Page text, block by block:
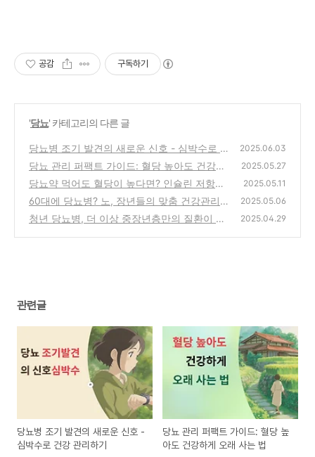
공감 구독하기
'당뇨' 카테고리의 다른 글
당뇨병 조기 발견의 새로운 신호 - 심박수로 건
강 관리하기
(0)
2025.06.03
당뇨 관리 퍼팩트 가이드: 혈당 높아도 건강하
게 오래 사는 법
(0)
2025.05.27
당뇨약 먹어도 혈당이 높다면? 인슐린 저항성?
해결방법
(0)
2025.05.11
60대에 당뇨병? 노, 장년들의 맞춤 건강관리법
(0)
2025.05.06
청년 당뇨병, 더 이상 중장년층만의 질환이 아
2025.04.29
관련글
당뇨병 조기 발견의 새로운 신호 -
심박수로 건강 관리하기
당뇨 관리 퍼팩트 가이드: 혈당 높
아도 건강하게 오래 사는 법